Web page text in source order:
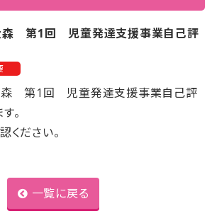
森 第1回 児童発達支援事業自己評
森 第1回 児童発達支援事業自己評
。
ください。
一覧に戻る